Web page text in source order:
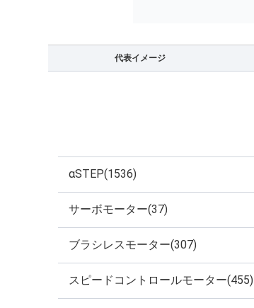
代表イメージ
αSTEP(1536)
サーボモーター(37)
ブラシレスモーター(307)
スピードコントロールモーター(455)